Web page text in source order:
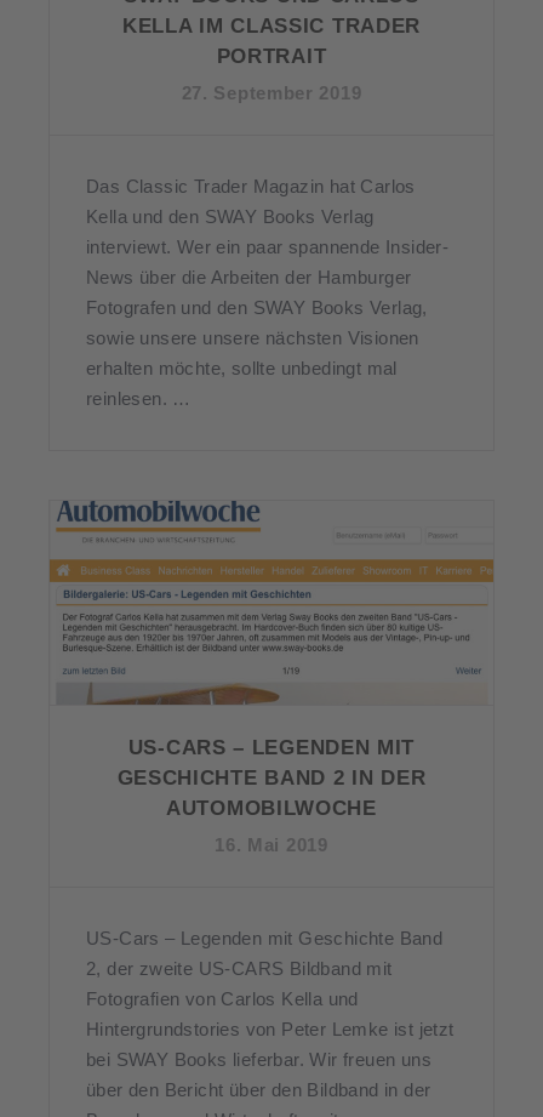
KELLA IM CLASSIC TRADER
PORTRAIT
27. September 2019
Das Classic Trader Magazin hat Carlos
Kella und den SWAY Books Verlag
interviewt. Wer ein paar spannende Insider-
News über die Arbeiten der Hamburger
Fotografen und den SWAY Books Verlag,
sowie unsere unsere nächsten Visionen
erhalten möchte, sollte unbedingt mal
reinlesen. …
US-CARS – LEGENDEN MIT
GESCHICHTE BAND 2 IN DER
AUTOMOBILWOCHE
16. Mai 2019
US-Cars – Legenden mit Geschichte Band
2, der zweite US-CARS Bildband mit
Fotografien von Carlos Kella und
Hintergrundstories von Peter Lemke ist jetzt
bei SWAY Books lieferbar. Wir freuen uns
über den Bericht über den Bildband in der